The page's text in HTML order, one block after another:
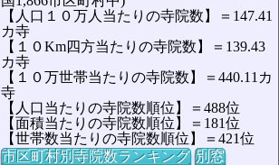
【人口１０万人当たりの寺院数】＝147.41
カ寺
【１０Km四方当たりの寺院数】＝139.43
カ寺
【１０万世帯当たりの寺院数】＝440.11カ
寺
【人口当たりの寺院数順位】＝488位
【面積当たりの寺院数順位】＝181位
【世帯数当たりの寺院数順位】＝421位
市区町村別寺院数ランキング 別窓